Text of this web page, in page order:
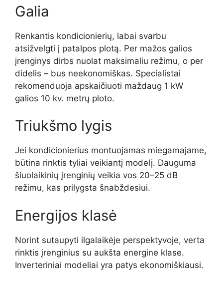
Galia
Renkantis kondicionierių, labai svarbu
atsižvelgti į patalpos plotą. Per mažos galios
įrenginys dirbs nuolat maksimaliu režimu, o per
didelis – bus neekonomiškas. Specialistai
rekomenduoja apskaičiuoti maždaug 1 kW
galios 10 kv. metrų ploto.
Triukšmo lygis
Jei kondicionierius montuojamas miegamajame,
būtina rinktis tyliai veikiantį modelį. Dauguma
šiuolaikinių įrenginių veikia vos 20–25 dB
režimu, kas prilygsta šnabždesiui.
Energijos klasė
Norint sutaupyti ilgalaikėje perspektyvoje, verta
rinktis įrenginius su aukšta energine klase.
Inverteriniai modeliai yra patys ekonomiškiausi.